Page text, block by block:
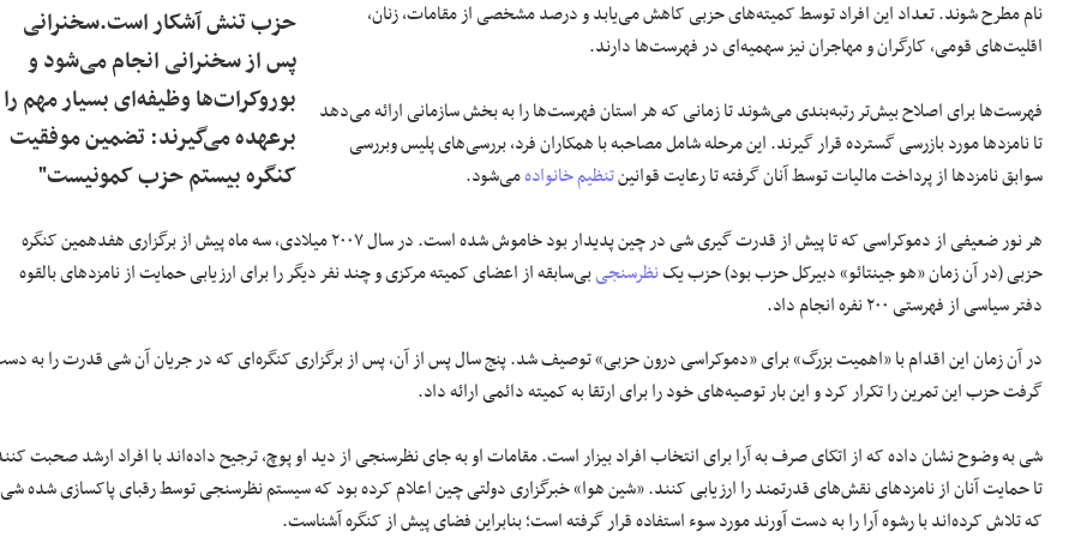
حزب تنش آشکار است.سخنرانی
پس از سخنرانی انجام می‌شود و
بوروکرات‌ها وظیفه‌ای بسیار مهم را
برعهده می‌گیرند: تضمین موفقیت
کنگره بیستم حزب کمونیست"
نام مطرح شوند. تعداد این افراد توسط کمیته‌های حزبی کاهش می‌یابد و درصد مشخصی از مقامات، زنان،
اقلیت‌های قومی، کارگران و مهاجران نیز سهمیه‌ای در فهرست‌ها دارند.
فهرست‌ها برای اصلاح بیش‌تر رتبه‌بندی می‌شوند تا زمانی که هر استان فهرست‌ها را به بخش سازمانی ارائه می‌دهد
تا نامزد‌ها مورد بازرسی گسترده قرار گیرند. این مرحله شامل مصاحبه با همکاران فرد، بررسی‌های پلیس وبررسی
سوابق نامزد‌ها از پرداخت مالیات توسط آنان گرفته تا رعایت قوانینتنظیم خانوادهمی‌شود.
هر نور ضعیفی از دموکراسی که تا پیش از قدرت گیری شی در چین پدیدار بود خاموش شده است. در سال ۲۰۰۷ میلادی، سه ماه پیش از برگزاری هفدهمین کنگره
حزبی (در آن زمان «هو جینتائو» دبیرکل حزب بود) حزب یکنظرسنجیبی‌سابقه از اعضای کمیته مرکزی و چند نفر دیگر را برای ارزیابی حمایت از نامزد‌های بالقوه
دفتر سیاسی از فهرستی ۲۰۰ نفره انجام داد.
در آن زمان این اقدام با «اهمیت بزرگ» برای «دموکراسی درون حزبی» توصیف شد. پنج سال پس از آن، پس از برگزاری کنگره‌ای که در جریان آن شی قدرت را به
گرفت حزب این تمرین را تکرار کرد و این بار توصیه‌های خود را برای ارتقا به کمیته دائمی ارائه داد.
شی به وضوح نشان داده که از اتکای صرف به آرا برای انتخاب افراد بیزار است. مقامات او به جای نظرسنجی از دید او پوچ، ترجیح داده‌اند با افراد ارشد صحبت
تا حمایت آنان از نامزد‌های نقش‌های قدرتمند را ارزیابی کنند. «شین هوا» خبرگزاری دولتی چین اعلام کرده بود که سیستم نظرسنجی توسط رقبای پاکسازی شده شی
که تلاش کرده‌اند با رشوه آرا را به دست آورند مورد سوء استفاده قرار گرفته است؛ بنابراین فضای پیش از کنگره آشناست.